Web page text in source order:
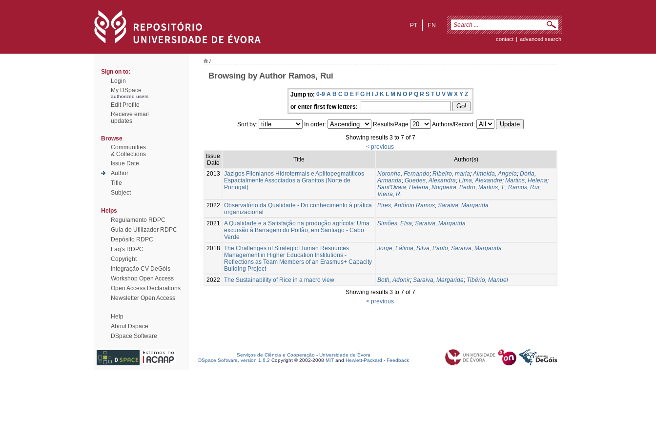
EN
PT
contact | advanced search
Sign on to:
Login
My DSpace
authorized users
Edit Profile
Receive email
updates
Browse
Communities
& Collections
Issue Date
Author
Title
Subject
Helps
Regulamento RDPC
Guia do Utilizador RDPC
Depósito RDPC
Faq's RDPC
Copyright
Integração CV DeGóis
Workshop Open Access
Open Access Declarations
Newsletter Open Access
Help
About Dspace
DSpace Software
/
Browsing by Author Ramos, Rui
Jump to: 0-9 A B C D E F G H I J K L M N O P Q R S T U V W X Y Z
or enter first few letters:
Sort by: In order: Results/Page
Authors/Record:
Showing results 3 to 7 of 7
< previous
Issue
Date
Title Author(s)
2013
Jazigos Filonianos Hidrotermais e Aplitopegmatíticos
Espacialmente Associados a Granitos (Norte de
Portugal).
Noronha, Fernando; Ribeiro, maria;Almeida, Angela; Dória,
Armanda; Guedes, Alexandra; Lima, Alexandre; Martins, Helena;
Sant'Ovaia, Helena; Nogueira, Pedro; Martins, T.; Ramos, Rui;
Vieira, R.
2022
Observatório da Qualidade - Do conhecimento à prática
organizacional
Pires, António Ramos; Saraiva, Margarida
2021
A Qualidade e a Satisfação na produção agrícola: Uma
excursão à Barragem do Poilão, em Santiago - Cabo
Verde
Simões, Elsa; Saraiva, Margarida
2018 The Challenges of Strategic Human Resources
Management in Higher Education Institutions -
Reflections as Team Members of an Erasmus+ Capacity
Building Project
Jorge, Fátima; Silva, Paulo; Saraiva, Margarida
2022 The Sustainability of Rice in a macro view Both, Adonir; Saraiva, Margarida; Tibério, Manuel
Showing results 3 to 7 of 7
< previous
Serviços de Ciência e Cooperação - Universidade de Évora
DSpace Software, version 1.6.2 Copyright © 2002-2008 MIT and Hewlett-Packard - Feedback